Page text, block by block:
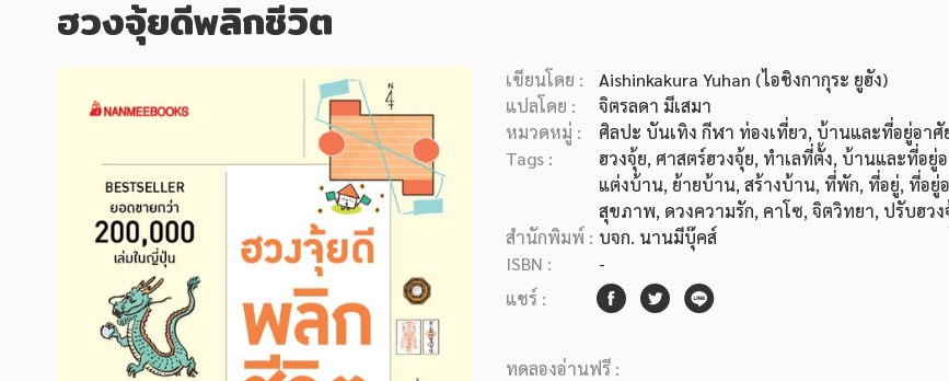
หนังสือออกใหม่
หนังสือยอดนิยม
หนังสือเช่า
อีบุ๊กอ่านฟรี
หนังสือเสียง
โปรโมชั่นลดราคา
หมวดหมู่หนังสือ
อาหาร สุขภาพ การแพทย์
ศิลปะ บันเทิง กีฬา ท่องเที่ยว
สังคม วัฒนธรรม การปกครอง ศาสนาและปรัชญา
ศาสนา และปรัชญา
หนังสือออกใหม่
หนังสือยอดนิยม
หนังสือเช่า
อีบุ๊กอ่านฟรี
หนังสือเสียง
โปรโมชั่นลดราคา
หมวดหมู่หนังสือ
อาหาร สุขภาพ การแพทย์
ศิลปะ บันเทิง กีฬา ท่องเที่ยว
สังคม วัฒนธรรม การปกครอง ศาสนาและปรัชญา
ศาสนา และปรัชญา
ฮวงจุ้ยดีพลิกชีวิต
เขียนโดย :
Aishinkakura Yuhan (ไอชิงกากุระ ยูฮัง)
แปลโดย :
จิตรลดา มีเสมา
หมวดหมู่ :
ศิลปะ บันเทิง กีฬา ท่องเที่ยว, บ้านและที่อยู่อาศั
Tags :
ฮวงจุ้ย, ศาสตร์ฮวงจุ้ย, ทำเลที่ตั้ง, บ้านและที่อยู่
แต่งบ้าน, ย้ายบ้าน, สร้างบ้าน, ที่พัก, ที่อยู่, ที่อยู่
สุขภาพ, ดวงความรัก, คาโซ, จิตวิทยา, ปรับฮวง
สำนักพิมพ์ : บจก. นานมีบุ๊คส์
ISBN :
-
แชร์ :
ทดลองอ่านฟรี :